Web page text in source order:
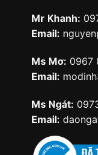
Mr Khanh:
Email:
Ms Mơ: 0967
Email:
Ms Ngát:
Email: